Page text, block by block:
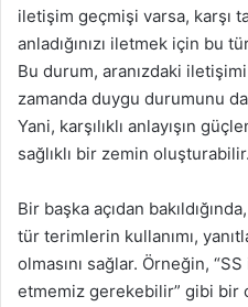
iletişim geçmişi varsa, karşı
anladığınızı iletmek için bu
Bu durum, aranızdaki
zamanda duygu durumunu
Yani, karşılıklı anlayışın
sağlıklı bir zemin oluşturabilir.
Bir başka açıdan
tür terimlerin kullanımı,
olmasını sağlar. Örneğin,
etmemiz gerekebilir” gibi bir